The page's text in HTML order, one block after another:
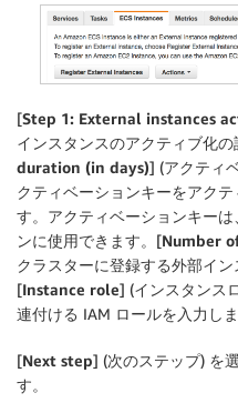
[Step 1: External instances
インスタンスのアクティブ化
duration (in days)] (アクティ
クティベーションキーをアク
す。アクティベーションキー
ンに使用できます。[Number
クラスターに登録する外部イン
[Instance role] (インスタンス
連付ける IAM ロールを入力しま
[Next step] (次のステップ) を
す。